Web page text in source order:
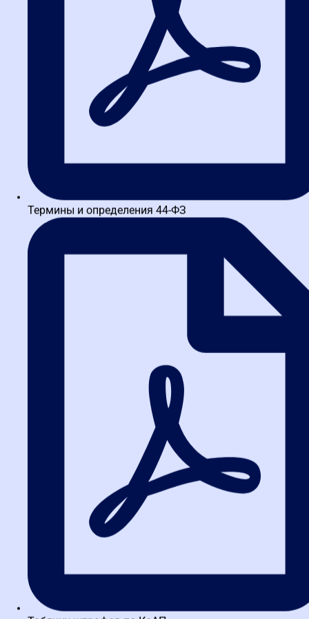
текстиль есть. Участник А привез сертификат СТ-1 из Казахстана
(страна ЕАЭС). Участник Б — российский производитель с
записью в реестре промышленной продукции. По правилам,
товары из ЕАЭС приравниваются к российским. Обе заявки
допускаются, но если бы у участника А был товар из Китая, его
Ситуация 2. Преимущество в 15%.
компьютерной техники пришли две заявки: российский сборщик
(цена 1 млн руб.) и дилер импортного бренда (цена 950 тыс. руб.).
Лайфхак для поставщика:
есть в реестре российской промышленной продукции (например,
собран в РФ с определенным уровнем локализации), вы можете
претендовать на преференцию. Проверьте свой товар в реестре
заранее.
Как правильно подтвердить
проверить документы, а поставщик — предоставить их в составе
номер реестровой записи из
реестра российской промышленной продукции
номер записи из евразийского
реестра промышленных товаров или сертификат СТ-1.
Для отдельных видов товаров (медизделия, лекарства):
могут требоваться дополнительные документы, например,
о стадиях производства.
Если в заявке нет подтверждения, а закупка подпадает
под запрет или ограничение, заявку отклонят. Не надейтесь, что
заказчик «запросит разъяснения» — это не его обязанность.
входит в перечень, а заказчик находит его по другому
коду. Итог — отклонение.
Термины и определения 44-ФЗ